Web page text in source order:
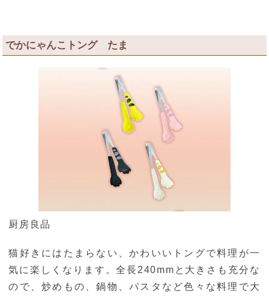
でかにゃんこトング たま
厨房良品
猫好きにはたまらない、かわいいトングで料理が一
気に楽しくなります。全長240mmと大きさも充分な
ので、炒めもの、鍋物、パスタなど色々な料理で大